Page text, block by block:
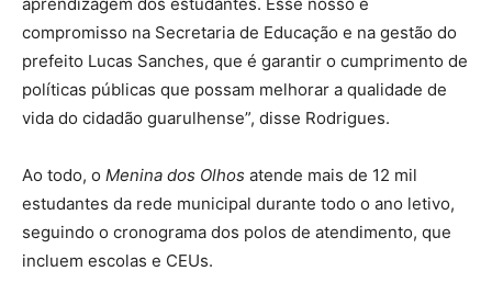
compromisso na Secretaria de Educação e na gestão do
prefeito Lucas Sanches, que é garantir o cumprimento de
políticas públicas que possam melhorar a qualidade de
vida do cidadão guarulhense”, disse Rodrigues.
Ao todo, o Menina dos Olhos atende mais de 12 mil
estudantes da rede municipal durante todo o ano letivo,
seguindo o cronograma dos polos de atendimento, que
incluem escolas e CEUs.